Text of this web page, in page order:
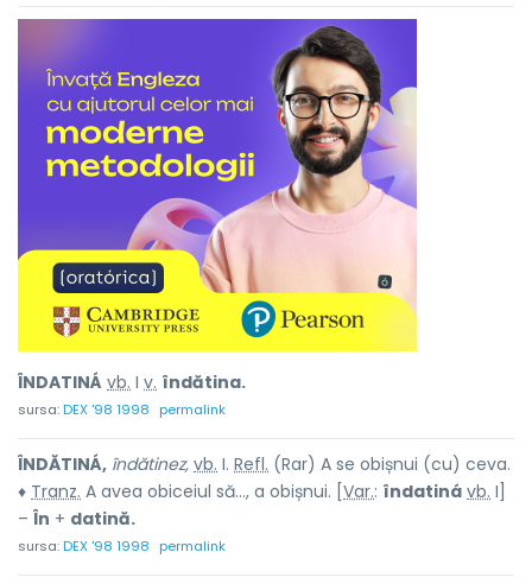
ÎNDATINÁ vb. I v. îndătina.
sursa:DEX '98 1998 permalink
ÎNDĂTINÁ, îndătinez, vb. I. Refl. (Rar) A se obișnui (cu) ceva.
♦ Tranz. A avea obiceiul să..., a obișnui. [ Var.: îndatiná vb. I]
– În + datină.
sursa:DEX '98 1998 permalink